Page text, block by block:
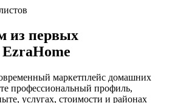
из первых
EzraHome
маркетплейс домашних
профессиональный профиль,
услугах, стоимости и районах